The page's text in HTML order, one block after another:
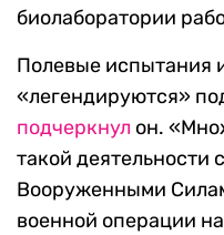
биолаборатории
Полевые испытания
«легендируются»
подчеркнул он.
такой деятельности
Вооруженными
военной операции